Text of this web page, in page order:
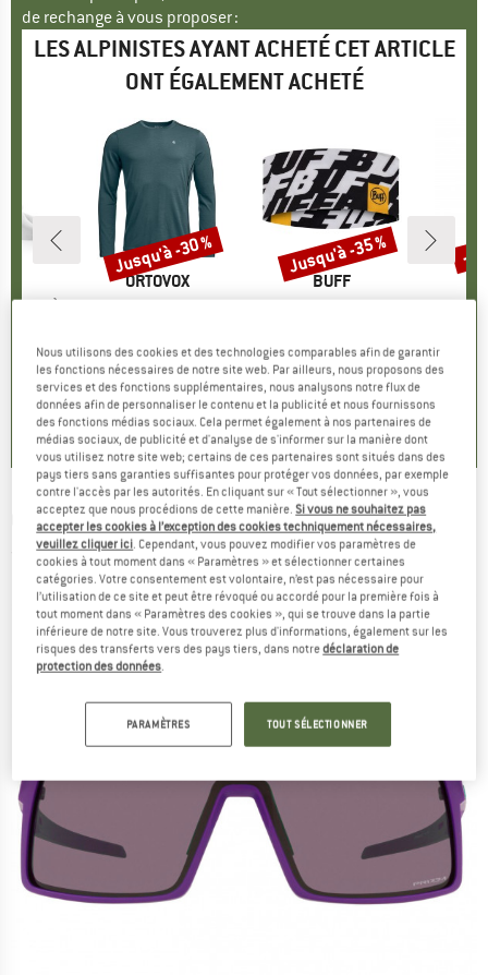
de rechange à vous proposer :
LES ALPINISTES AYANT ACHETÉ CET ARTICLE
ONT ÉGALEMENT ACHETÉ
Pack)
réduit
)
MARQUE
ORTOVOX
Prix
119,95 € Prix réduit
à partir de
83,97 €
4,8(63)
Remise
Jusqu'à -30 %
MARQUE
BUFF
Prix
16,95 € Prix réduit
à partir de
11,02 €
+1
0,0(0)
Remise
Jusqu'à -35 % -
OAKLEY -Sutro S3 (VLT 17%) - Lunettes vélo
(0)
Nous utilisons des cookies et des technologies comparables afin de garantir
les fonctions nécessaires de notre site web. Par ailleurs, nous proposons des
services et des fonctions supplémentaires, nous analysons notre flux de
données afin de personnaliser le contenu et la publicité et nous fournissons
des fonctions médias sociaux. Cela permet également à nos partenaires de
médias sociaux, de publicité et d'analyse de s'informer sur la manière dont
vous utilisez notre site web; certains de ces partenaires sont situés dans des
pays tiers sans garanties suffisantes pour protéger vos données, par exemple
contre l'accès par les autorités. En cliquant sur « Tout sélectionner », vous
acceptez que nous procédions de cette manière.Si vous ne souhaitez pas
accepter les cookies à l’exception des cookies techniquement nécessaires,
veuillez cliquer ici. Cependant, vous pouvez modifier vos paramètres de
cookies à tout moment dans « Paramètres » et sélectionner certaines
catégories. Votre consentement est volontaire, n’est pas nécessaire pour
l’utilisation de ce site et peut être révoqué ou accordé pour la première fois à
tout moment dans « Paramètres des cookies », qui se trouve dans la partie
inférieure de notre site. Vous trouverez plus d'informations, également sur les
risques des transferts vers des pays tiers, dans notredéclaration de
protection des données.
PARAMÈTRES TOUT SÉLECTIONNER